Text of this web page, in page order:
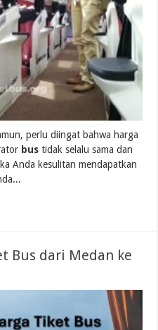
perlu diingat bahwa harga
bus tidak selalu sama dan
Anda kesulitan mendapatkan
Bus dari Medan ke